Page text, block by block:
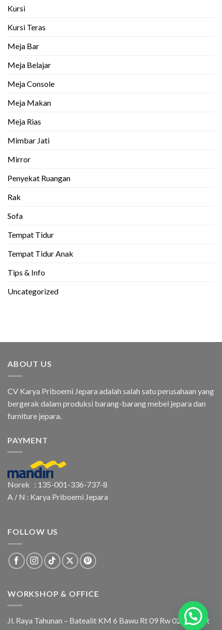
Kursi
Kursi Teras
Meja Bar
Meja Belajar
Meja Console
Meja Makan
Meja Rias
Mimbar Jati
Mirror
Penyekat Ruangan
Rak
Sofa
Tempat Tidur
Tempat Tidur Anak
Tips & Info
Uncategorized
ABOUT US
CV Karya Priboemi Jepara adalah salah satu perusahaan yang
bergerak dalam produksi barang-barang mebel jepara dan
furniture jepara.
PAYMENT
Norek : 135-001-336-737-8
A / N : Karya Priboemi Jepara
FOLLOW US
WORKSHOP & OFFICE
Jl. Raya Tahunan – Batealit KM 6 Bawu Rt 09 Rw 02 Batealit